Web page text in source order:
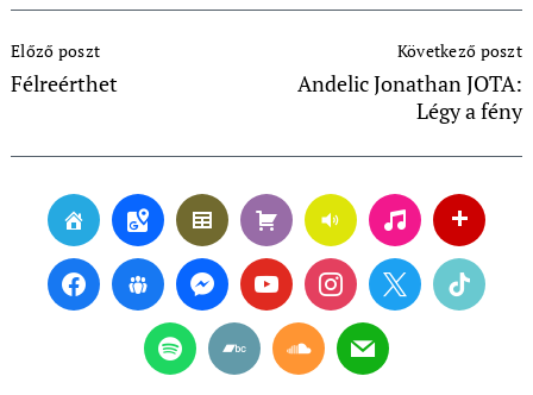
Navigation
Előző poszt
Félreérthet
Következő poszt
Andelic Jonathan JOTA:
Légy a fény